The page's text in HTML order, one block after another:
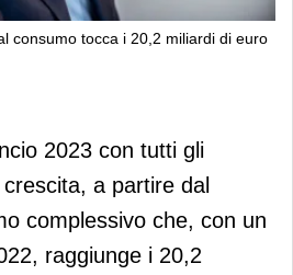
consumo tocca i 20,2 miliardi di euro
fatturato al consumo
di euro
2023 con tutti gli
a partire dal
complessivo che, con un
raggiunge i 20,2